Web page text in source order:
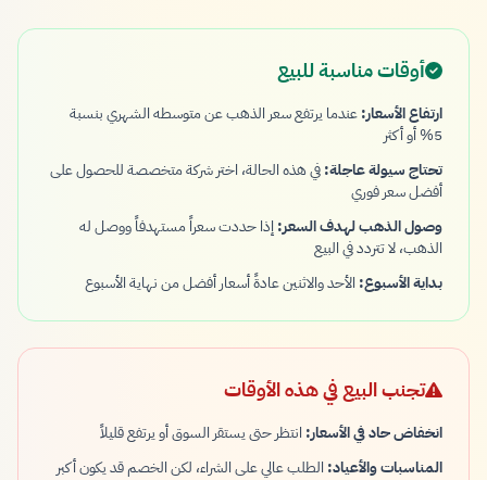
أوقات مناسبة للبيع
ارتفاع الأسعار:عندما يرتفع سعر الذهب عن متوسطه الشهري بنسبة
5% أو أكثر
تحتاج سيولة عاجلة:في هذه الحالة، اختر شركة متخصصة للحصول على
أفضل سعر فوري
وصول الذهب لهدف السعر: إذا حددت سعراً مستهدفاً ووصل له
الذهب، لا تتردد في البيع
بداية الأسبوع: الأحد والاثنين عادةً أسعار أفضل من نهاية الأسبوع
تجنب البيع في هذه الأوقات
انخفاض حاد في الأسعار: انتظر حتى يستقر السوق أو يرتفع قليلاً
المناسبات والأعياد: الطلب عالي على الشراء، لكن الخصم قد يكون أكبر